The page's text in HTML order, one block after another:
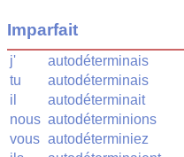
Imparfait
j'
autodéterminais
tu
autodéterminais
il
autodéterminait
nous autodéterminions
vous autodéterminiez